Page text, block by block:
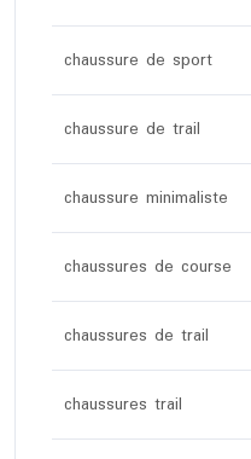
chaussure de sport
chaussure de trail
chaussure minimaliste
chaussures de course
chaussures de trail
chaussures trail